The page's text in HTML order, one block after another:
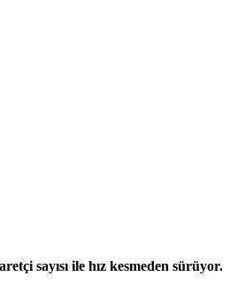
sayısı ile hız kesmeden sürüyor.